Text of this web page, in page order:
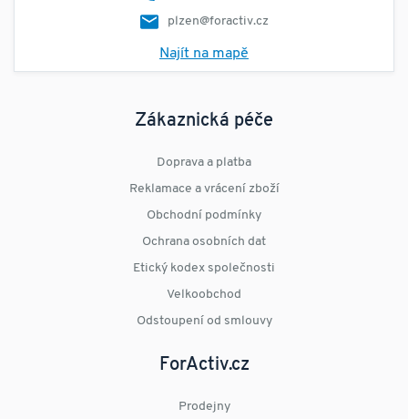
plzen@foractiv.cz
Najít na mapě
Zákaznická péče
Doprava a platba
Reklamace a vrácení zboží
Obchodní podmínky
Ochrana osobních dat
Etický kodex společnosti
Velkoobchod
Odstoupení od smlouvy
ForActiv.cz
Prodejny